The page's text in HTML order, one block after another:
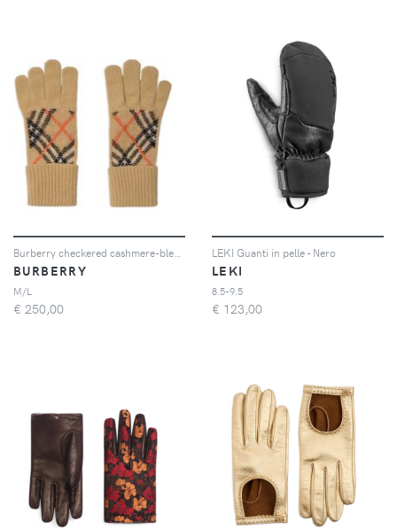
BURBERRY
M/L
€ 250,00
LEKI Guanti in pelle - Nero
LEKI
8.5-9.5
€ 123,00